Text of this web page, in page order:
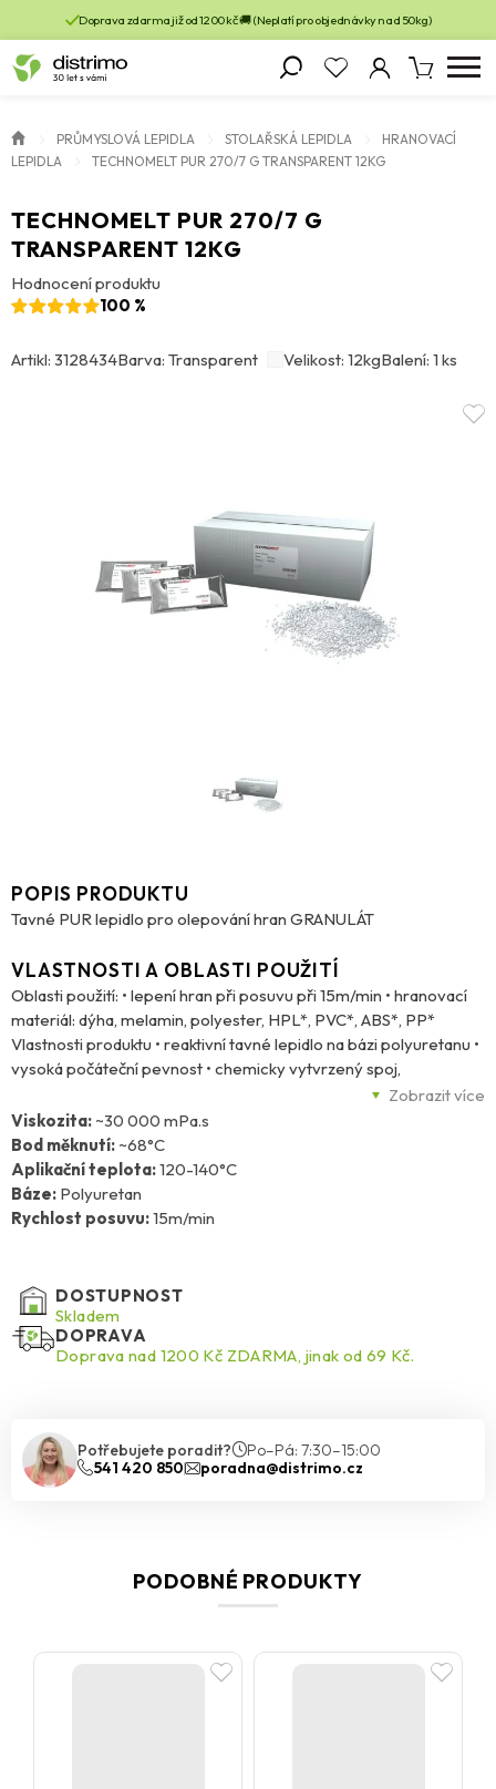
Doprava zdarma již od 1200 kč 🚚 (Neplatí pro objednávky nad 50kg)
PRŮMYSLOVÁ LEPIDLA STOLAŘSKÁ LEPIDLA
HRANOVACÍ
LEPIDLA
TECHNOMELT PUR 270/7 G TRANSPARENT 12KG
TECHNOMELT PUR 270/7 G
TRANSPARENT 12KG
Hodnocení produktu
100 %
Artikl: 3128434Barva: Transparent Velikost: 12kgBalení: 1 ks
POPIS PRODUKTU
Tavné PUR lepidlo pro olepování hran GRANULÁT
Zobrazit více
VLASTNOSTI A OBLASTI POUŽITÍ
Oblasti použití: • lepení hran při posuvu při 15m/min • hranovací
materiál: dýha, melamin, polyester, HPL*, PVC*, ABS*, PP*
Vlastnosti produktu • reaktivní tavné lepidlo na bázi polyuretanu •
vysoká počáteční pevnost • chemicky vytvrzený spoj,
termoplastický • tvoří nerozpustný termosetový film • vysoká
konečná pevnost spoje • vysoká tepelná odolnost (vyšší než
150°C) a pružnost při chladu • vynikající odolnost proti vodě •
vytváří těsnou spáru • vhodný zejména pro nanášení tryskou
Viskozita: ~30 000 mPa.s
Bod měknutí: ~68°C
Aplikační teplota:120-140°C
Báze: Polyuretan
Rychlost posuvu:15m/min
DOSTUPNOST
Skladem
DOPRAVA
Doprava nad 1200 Kč ZDARMA, jinak od 69 Kč.
Potřebujete poradit?
Po–Pá: 7:30–15:00
541 420 850
poradna@distrimo.cz
PODOBNÉ PRODUKTY